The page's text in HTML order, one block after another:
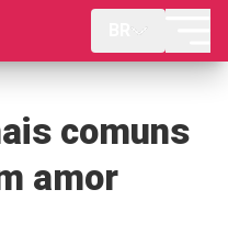
comuns
amor